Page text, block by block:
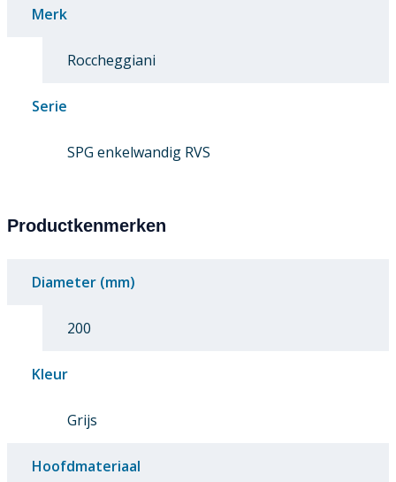
Merk
Roccheggiani
Serie
SPG enkelwandig RVS
Productkenmerken
Diameter (mm)
200
Kleur
Grijs
Hoofdmateriaal